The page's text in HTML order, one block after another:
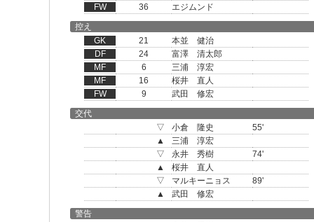
FW
36
エジムンド
控え
GK
21
本並 健治
DF
24
富澤 清太郎
MF
6
三浦 淳宏
MF
16
桜井 直人
FW
9
武田 修宏
交代
▽
小倉 隆史
55'
▲
三浦 淳宏
▽
永井 秀樹
74'
▲
桜井 直人
▽
マルキーニョス
89'
▲
武田 修宏
警告